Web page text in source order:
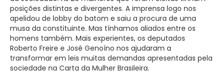
posições distintas e divergentes. A imprensa logo nos
apelidou de lobby do batom e saiu a procura de uma
musa da constituinte. Mas tínhamos aliados entre os
homens também. Mais experientes, os deputados
Roberto Freire e José Genoíno nos ajudaram a
transformar em leis muitas demandas apresentadas pela
sociedade na Carta da Mulher Brasileira.